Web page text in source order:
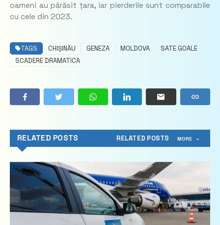
oameni au părăsit țara, iar pierderile sunt comparabile
cu cele din 2023.
TAGS CHIȘINĂU GENEZA MOLDOVA
SATE GOALE
SCADERE DRAMATICA
RELATED POSTS RELATED POSTS MORE